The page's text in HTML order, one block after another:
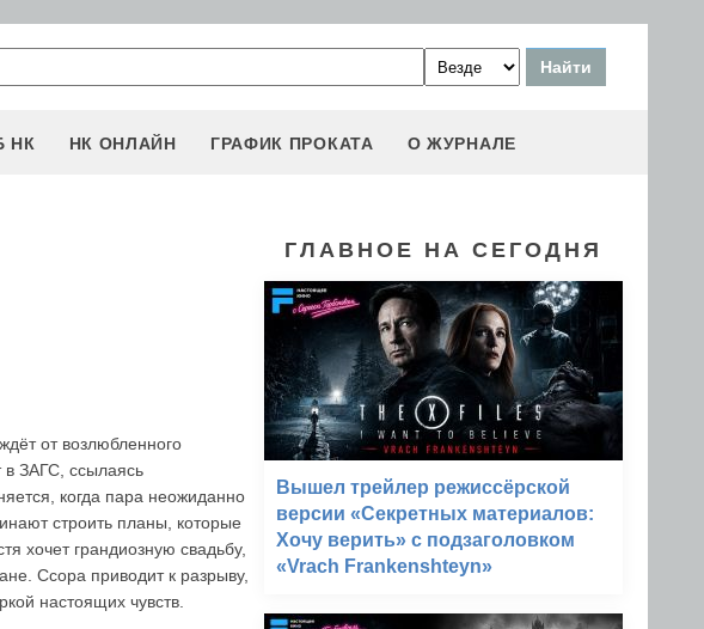
НК НК ОНЛАЙН ГРАФИК ПРОКАТА О ЖУРНАЛЕ
от возлюбленного
в ЗАГС, ссылаясь
когда пара неожиданно
строить планы, которые
хочет грандиозную свадьбу,
Ссора приводит к разрыву,
настоящих чувств.
ГЛАВНОЕ НА СЕГОДНЯ
Вышел трейлер режиссёрской
версии «Секретных материалов:
Хочу верить» с подзаголовком
«Vrach Frankenshteyn»